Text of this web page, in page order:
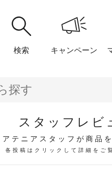
検索 キャンペーン
アテニア
スタッフレビ
アテニアスタッフが商品
各投稿はクリックして詳細をご